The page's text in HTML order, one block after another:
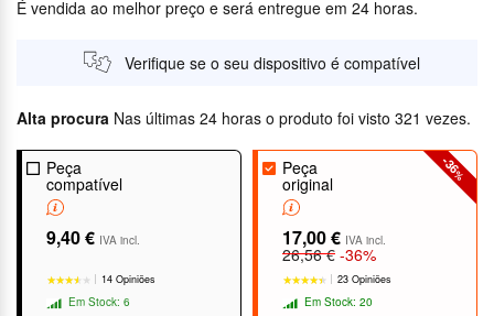
É vendida ao melhor preço e será entregue em 24 horas.
Verifique se o seu dispositivo é compatível
Alta procura Nas últimas 24 horas o produto foi visto 321 vezes.
Peça
compatível
9,40 € IVA incl.
14 Opiniões
Em Stock: 6
-36
%
Peça
original
17,00 € IVA incl.
26,56 € -36%
23 Opiniões
Em Stock: 20